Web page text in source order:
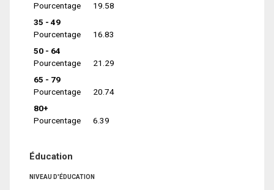
Pourcentage
19.58
35 - 49
Pourcentage
16.83
50 - 64
Pourcentage
21.29
65 - 79
Pourcentage
20.74
80+
Pourcentage
6.39
Éducation
NIVEAU D'ÉDUCATION